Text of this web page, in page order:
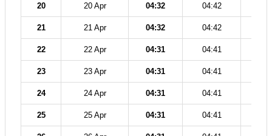
20 20 Apr 04:32 04:42
21 21 Apr 04:32 04:42
22 22 Apr 04:31 04:41
23 23 Apr 04:31 04:41
24 24 Apr 04:31 04:41
25 25 Apr 04:31 04:41